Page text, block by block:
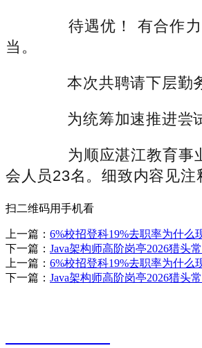
待遇优！ 有合作力
当。
本次共聘请下层勤务
为统筹加速推进尝试
为顺应湛江教育事业
会人员23名。细致内容见注
扫二维码用手机看
上一篇： 6%校招登科19%去职率为什么
下一篇： Java架构师高阶岗亭2026猎头
上一篇： 6%校招登科19%去职率为什么
下一篇： Java架构师高阶岗亭2026猎头